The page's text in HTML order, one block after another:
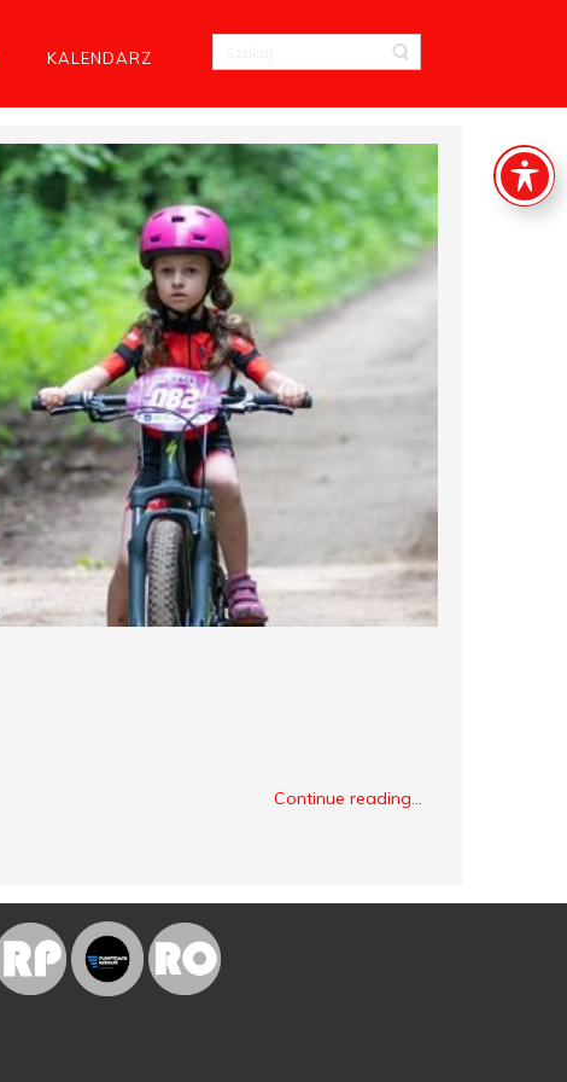
KALENDARZ
Continue reading...